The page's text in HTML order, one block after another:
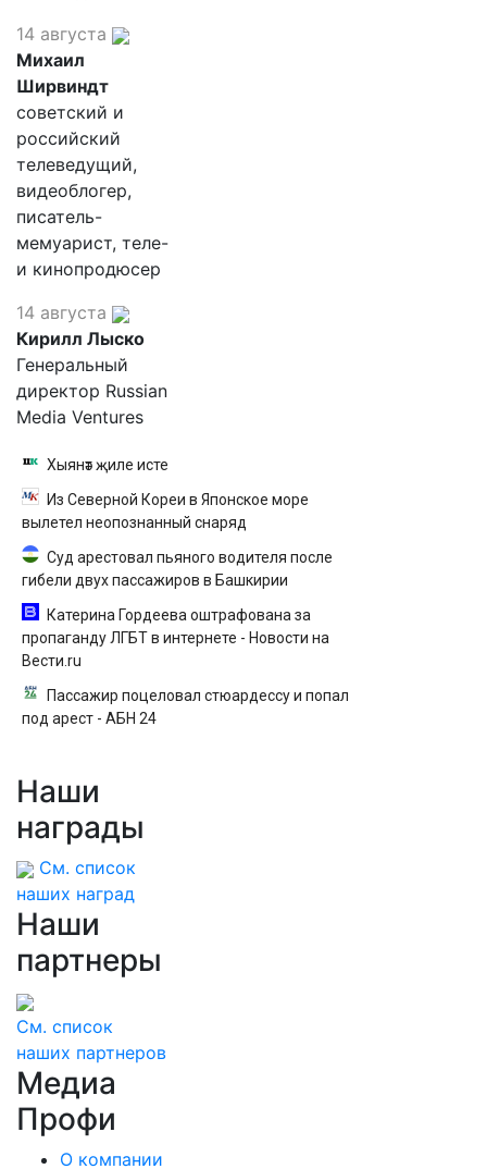
14 августа
Михаил
Ширвиндт
советский и
российский
телеведущий,
видеоблогер,
писатель-
мемуарист, теле-
и кинопродюсер
14 августа
Кирилл Лыско
Генеральный
директор Russian
Media Ventures
Хыянәт җиле исте
Из Северной Кореи в Японское море
вылетел неопознанный снаряд
Суд арестовал пьяного водителя после
гибели двух пассажиров в Башкирии
Катерина Гордеева оштрафована за
пропаганду ЛГБТ в интернете - Новости на
Вести.ru
Пассажир поцеловал стюардессу и попал
под арест - АБН 24
Наши
награды
См. список
наших наград
Наши
партнеры
См. список
наших партнеров
Медиа
Профи
О компании